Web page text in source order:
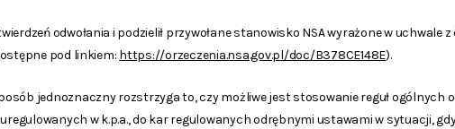
odwołania i podzielił przywołane stanowisko NSA wyrażone w uchwale
pod linkiem: https://orzeczenia.nsa.gov.pl/doc/B378CE148E).
jednoznaczny rozstrzyga to, czy możliwe jest stosowanie reguł ogólnych
w k.p.a., do kar regulowanych odrębnymi ustawami w sytuacji,